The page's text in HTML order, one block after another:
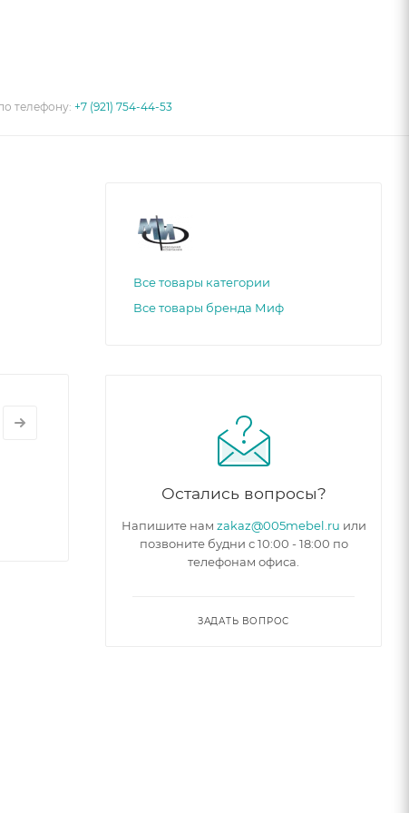
телефону:+7 (921) 754-44-53
Все товары категории
Все товары бренда Миф
Остались вопросы?
Напишите нам zakaz@005mebel.ru или
позвоните будни с 10:00 - 18:00 по
телефонам офиса.
ЗАДАТЬ ВОПРОС